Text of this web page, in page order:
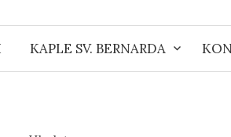
KAPLE SV. BERNARDA